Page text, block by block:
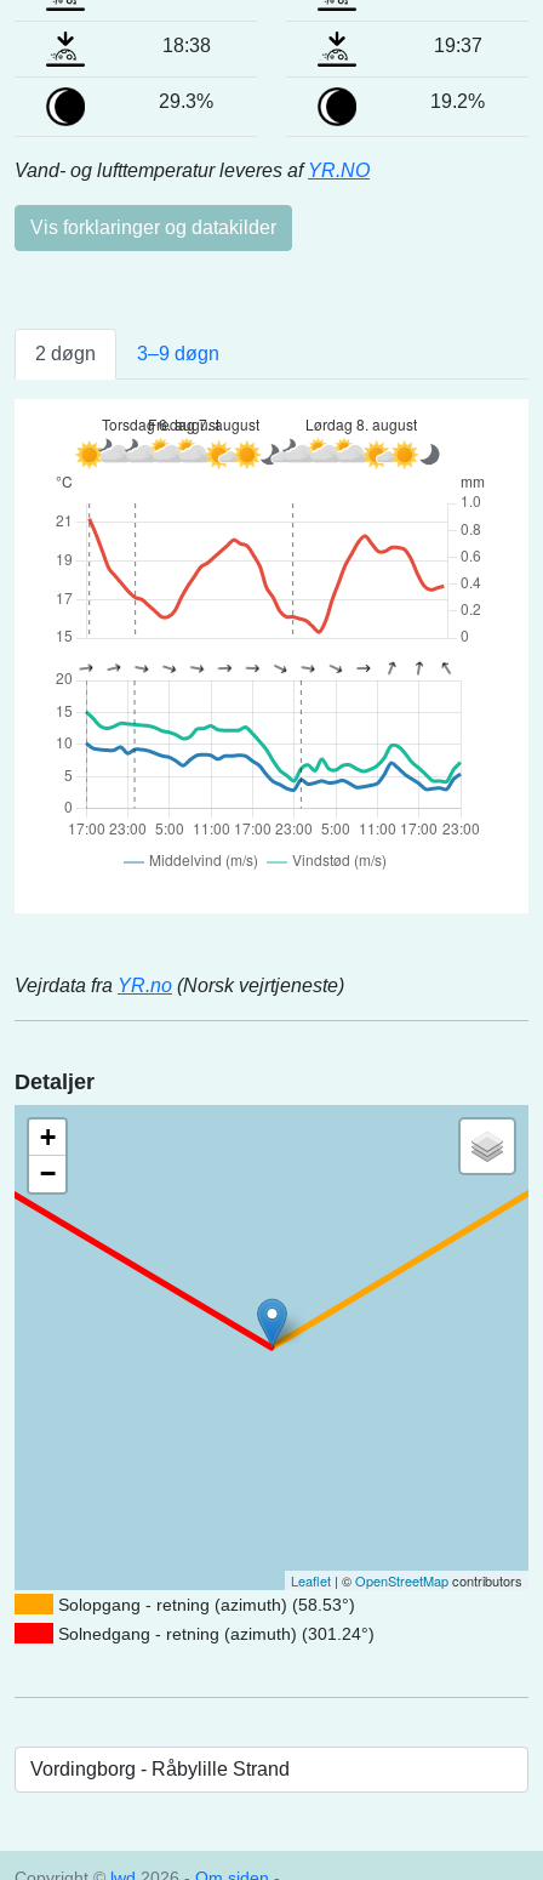
18:38
29.3%
19:37
19.2%
Vand- og lufttemperatur leveres afYR.NO
Vis forklaringer og datakilder
2 døgn 3–9 døgn
Vejrdata fra YR.no (Norsk vejrtjeneste)
Detaljer
+
−
Leaflet | ©OpenStreetMapcontributors
Solopgang - retning (azimuth) (58.53°)
Solnedgang - retning (azimuth) (301.24°)